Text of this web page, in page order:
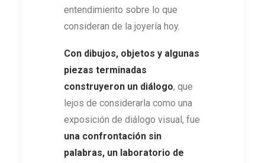
entendimiento sobre lo que
consideran de la joyería hoy.
Con dibujos, objetos y algunas
piezas terminadas
construyeron un diálogo, que
lejos de considerarla como una
exposición de diálogo visual, fue
una confrontación sin
palabras, un laboratorio de